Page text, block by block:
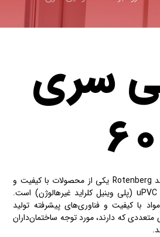
سری
۶۰
پنجره لولایی سری 60 از برند Rotenberg یکی از محصولات با کیفیت و
محبوب در دسته پنجره‌های uPVC (پلی وینیل کلراید غیرهالوژن) است.
با کیفیت و فناوری‌های پیشرفته تولید
که دارند، مورد توجه ساختمان‌داران